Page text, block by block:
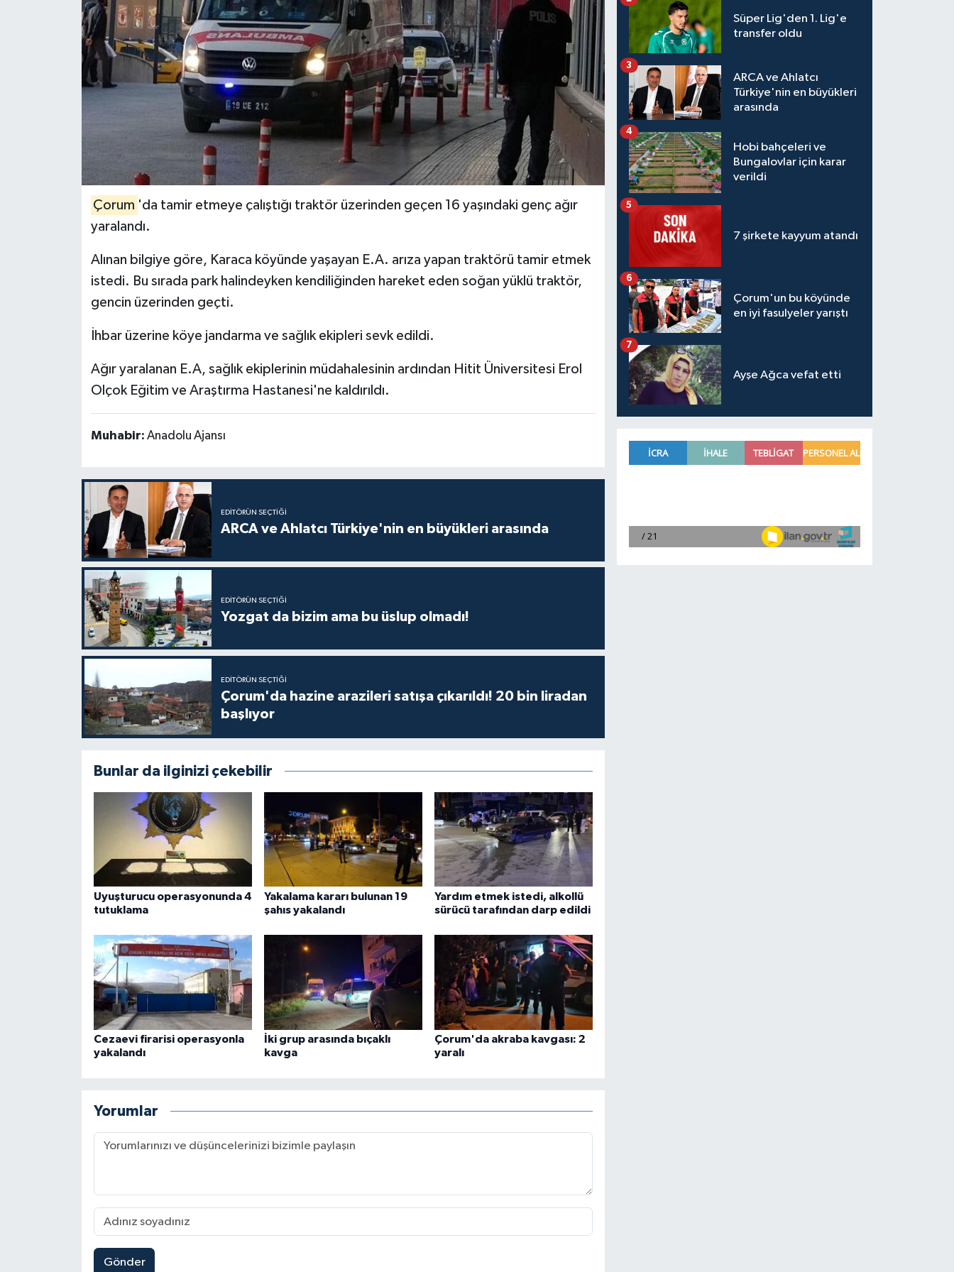
Çorum 'da tamir etmeye çalıştığı traktör üzerinden geçen 16 yaşındaki genç ağır
yaralandı.
Alınan bilgiye göre, Karaca köyünde yaşayan E.A. arıza yapan traktörü tamir etmek
istedi. Bu sırada park halindeyken kendiliğinden hareket eden soğan yüklü traktör,
gencin üzerinden geçti.
İhbar üzerine köye jandarma ve sağlık ekipleri sevk edildi.
Ağır yaralanan E.A, sağlık ekiplerinin müdahalesinin ardından Hitit Üniversitesi Erol
Olçok Eğitim ve Araştırma Hastanesi'ne kaldırıldı.
Muhabir: Anadolu Ajansı
EDITÖRÜN SEÇTIĞI
ARCA ve Ahlatcı Türkiye'nin en büyükleri arasında
EDITÖRÜN SEÇTIĞI
Yozgat da bizim ama bu üslup olmadı!
EDITÖRÜN SEÇTIĞI
Çorum'da hazine arazileri satışa çıkarıldı! 20 bin liradan
başlıyor
Bunlar da ilginizi çekebilir
Uyuşturucu operasyonunda 4
tutuklama
Yakalama kararı bulunan 19
şahıs yakalandı
Yardım etmek istedi, alkollü
sürücü tarafından darp edildi
Cezaevi firarisi operasyonla
yakalandı
İki grup arasında bıçaklı
kavga
Çorum'da akraba kavgası: 2
yaralı
Yorumlar
Gönder
Süper Lig'den 1. Lig'e
transfer oldu
ARCA ve Ahlatcı
Türkiye'nin en büyükleri
arasında
3
Hobi bahçeleri ve
Bungalovlar için karar
verildi
4
7 şirkete kayyum atandı
5
Çorum'un bu köyünde
en iyi fasulyeler yarıştı
6
Ayşe Ağca vefat etti
7
İLÇELER
OTOPARK